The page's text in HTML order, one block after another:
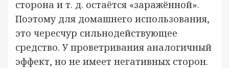
сторона и т. д. остаётся «заражённой».
Поэтому для домашнего использования,
это чересчур сильнодействующее
средство. У проветривания аналогичный
эффект, но не имеет негативных сторон.